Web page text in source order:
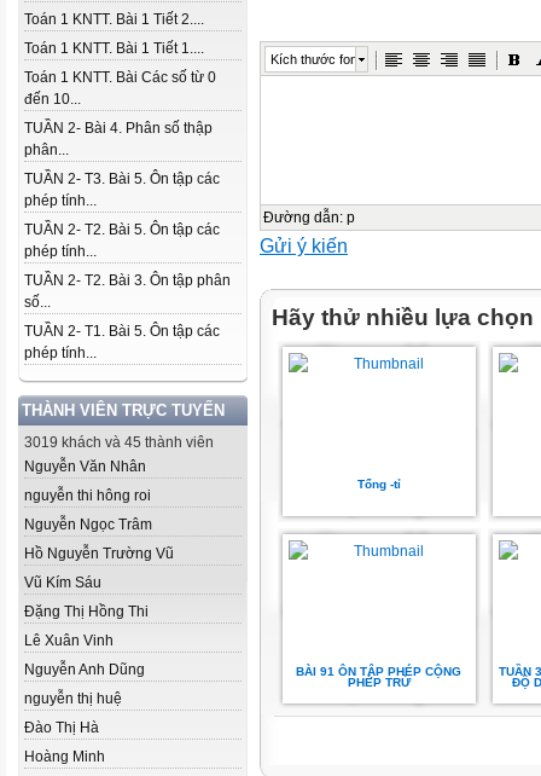
Toán 1 KNTT. Bài 1 Tiết 2....
Toán 1 KNTT. Bài 1 Tiết 1....
Toán 1 KNTT. Bài Các số từ 0
đến 10...
TUẦN 2- Bài 4. Phân số thập
phân...
TUẦN 2- T3. Bài 5. Ôn tập các
phép tính...
TUẦN 2- T2. Bài 5. Ôn tập các
phép tính...
TUẦN 2- T2. Bài 3. Ôn tập phân
số...
TUẦN 2- T1. Bài 5. Ôn tập các
phép tính...
THÀNH VIÊN TRỰC TUYẾN
3019 khách và 45 thành viên
Nguyễn Văn Nhân
nguyễn thi hông roi
Nguyễn Ngọc Trâm
Hồ Nguyễn Trường Vũ
Vũ Kím Sáu
Đặng Thị Hồng Thi
Lê Xuân Vinh
Nguyễn Anh Dũng
nguyễn thị huệ
Đào Thị Hà
Hoàng Minh
Kích thước font
Đường dẫn: p
Gửi ý kiến
Hãy thử nhiều lựa chọn
Tổng -tỉ
BÀI 91 ÔN TẬP PHÉP CỘNG
PHÉP TRỪ
TUẦN
ĐỘ